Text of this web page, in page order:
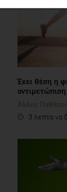
Έχει θέση η
Άλλες
3 λεπτά να